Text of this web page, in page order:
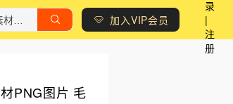
加入VIP会员
录
|
注
册
PNG图片 毛